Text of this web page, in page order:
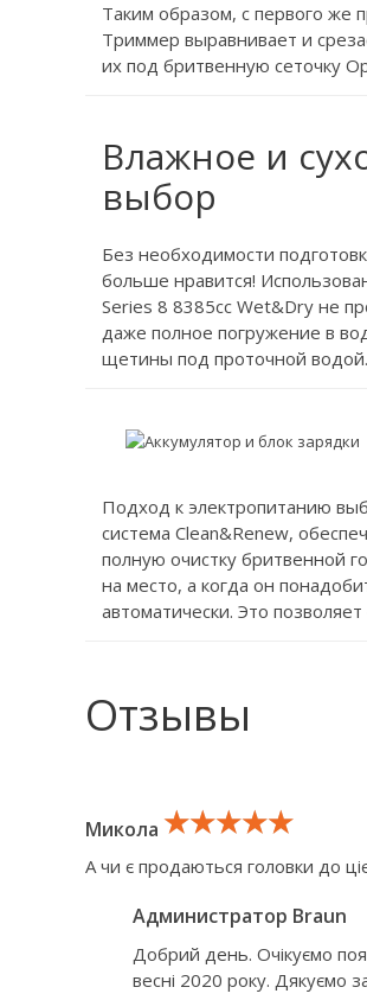
Таким образом, с первого же
Триммер выравнивает и
их под бритвенную сеточку
Влажное и
выбор
Без необходимости
больше нравится!
Series 8 8385cc Wet&Dry не
даже полное погружение в
щетины под проточной водой.
Подход к электропитанию
система Clean&Renew,
полную очистку бритвенной
на место, а когда он
автоматически. Это
Отзывы
Микола ★★★★★
★★★★★
★★★★★
А чи є продаються головки до
Администратор Braun
Добрий день. Очікуємо
весні 2020 року. Дякуємо